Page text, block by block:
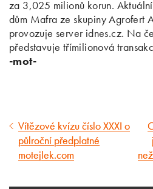
za 3,025 milionů korun.
dům Mafra ze skupiny Agrofert
provozuje server idnes.cz. Na
představuje třímilionová
-mot-
Předcházející
článek
Vítězové kvízu číslo XXXI o
půlroční předplatné
motejlek.com